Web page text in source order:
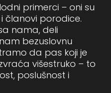
primerci – oni su
članovi porodice.
nama, deli
bezuslovnu
da pas koji je
višestruko – to
poslušnost i